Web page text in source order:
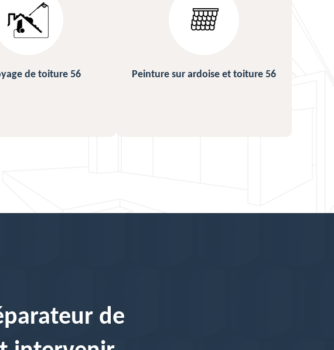
ardoise et toiture 56 Urgence fuite de toiture 56
de